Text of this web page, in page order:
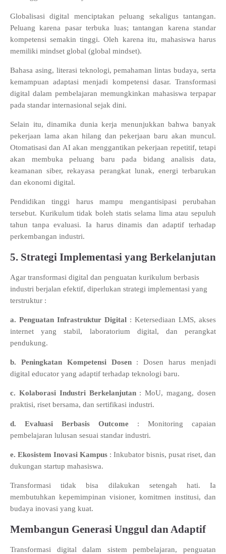
Globalisasi digital menciptakan peluang sekaligus tantangan.
Peluang karena pasar terbuka luas; tantangan karena standar
kompetensi semakin tinggi. Oleh karena itu, mahasiswa harus
memiliki mindset global (global mindset).
Bahasa asing, literasi teknologi, pemahaman lintas budaya, serta
kemampuan adaptasi menjadi kompetensi dasar. Transformasi
digital dalam pembelajaran memungkinkan mahasiswa terpapar
pada standar internasional sejak dini.
Selain itu, dinamika dunia kerja menunjukkan bahwa banyak
pekerjaan lama akan hilang dan pekerjaan baru akan muncul.
Otomatisasi dan AI akan menggantikan pekerjaan repetitif, tetapi
akan membuka peluang baru pada bidang analisis data,
keamanan siber, rekayasa perangkat lunak, energi terbarukan
dan ekonomi digital.
Pendidikan tinggi harus mampu mengantisipasi perubahan
tersebut. Kurikulum tidak boleh statis selama lima atau sepuluh
tahun tanpa evaluasi. Ia harus dinamis dan adaptif terhadap
perkembangan industri.
5. Strategi Implementasi yang Berkelanjutan
Agar transformasi digital dan penguatan kurikulum berbasis
industri berjalan efektif, diperlukan strategi implementasi yang
terstruktur :
a. Penguatan Infrastruktur Digital : Ketersediaan LMS, akses
internet yang stabil, laboratorium digital, dan perangkat
pendukung.
b. Peningkatan Kompetensi Dosen : Dosen harus menjadi
digital educator yang adaptif terhadap teknologi baru.
c. Kolaborasi Industri Berkelanjutan : MoU, magang, dosen
praktisi, riset bersama, dan sertifikasi industri.
d. Evaluasi Berbasis Outcome : Monitoring capaian
pembelajaran lulusan sesuai standar industri.
e. Ekosistem Inovasi Kampus : Inkubator bisnis, pusat riset, dan
dukungan startup mahasiswa.
Transformasi tidak bisa dilakukan setengah hati. Ia
membutuhkan kepemimpinan visioner, komitmen institusi, dan
budaya inovasi yang kuat.
Membangun Generasi Unggul dan Adaptif
Transformasi digital dalam sistem pembelajaran, penguatan